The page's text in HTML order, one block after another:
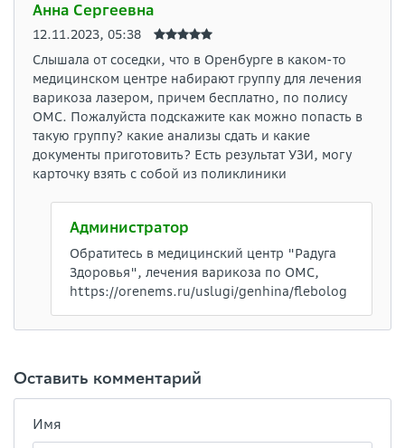
Анна Сергеевна
12.11.2023, 05:38
Слышала от соседки, что в Оренбурге в каком-то
медицинском центре набирают группу для лечения
варикоза лазером, причем бесплатно, по полису
ОМС. Пожалуйста подскажите как можно попасть в
такую группу? какие анализы сдать и какие
документы приготовить? Есть результат УЗИ, могу
карточку взять с собой из поликлиники
Администратор
Обратитесь в медицинский центр "Радуга
Здоровья", лечения варикоза по ОМС,
https://orenems.ru/uslugi/genhina/flebolog
Оставить комментарий
Имя